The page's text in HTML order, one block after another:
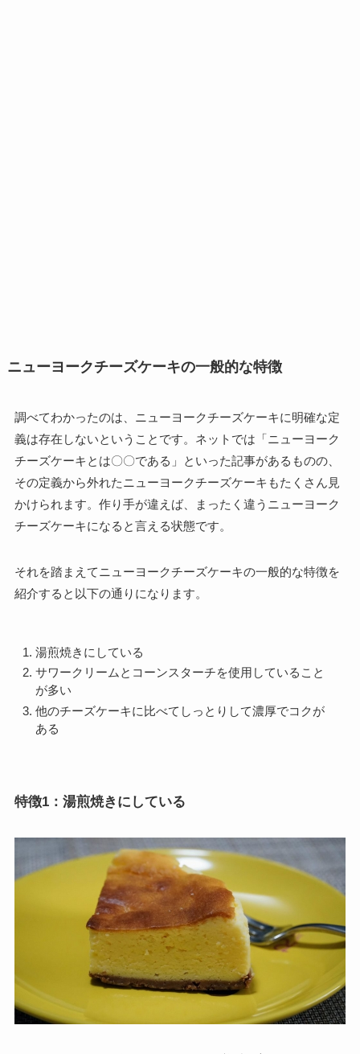
ニューヨークチーズケーキの一般的な特徴
調べてわかったのは、ニューヨークチーズケーキに明確な定
義は存在しないということです。ネットでは「ニューヨーク
チーズケーキとは〇〇である」といった記事があるものの、
その定義から外れたニューヨークチーズケーキもたくさん見
かけられます。作り手が違えば、まったく違うニューヨーク
チーズケーキになると言える状態です。
それを踏まえてニューヨークチーズケーキの一般的な特徴を
紹介すると以下の通りになります。
湯煎焼きにしている
サワークリームとコーンスターチを使用していること
が多い
他のチーズケーキに比べてしっとりして濃厚でコクが
ある
特徴1：湯煎焼きにしている